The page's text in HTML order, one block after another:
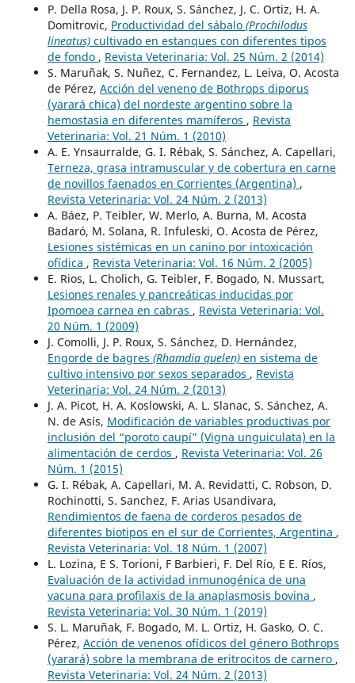
P. Della Rosa, J. P. Roux, S. Sánchez, J. C. Ortiz, H. A.
Domitrovic, Productividad del sábalo (Prochilodus
lineatus)cultivado en estanques con diferentes tipos
de fondo , Revista Veterinaria: Vol. 25 Núm. 2 (2014)
S. Maruñak, S. Nuñez, C. Fernandez, L. Leiva, O. Acosta
de Pérez, Acción del veneno de Bothrops diporus
(yarará chica) del nordeste argentino sobre la
hemostasia en diferentes mamíferos , Revista
Veterinaria: Vol. 21 Núm. 1 (2010)
A. E. Ynsaurralde, G. I. Rébak, S. Sánchez, A. Capellari,
Terneza, grasa intramuscular y de cobertura en carne
de novillos faenados en Corrientes (Argentina) ,
Revista Veterinaria: Vol. 24 Núm. 2 (2013)
A. Báez, P. Teibler, W. Merlo, A. Burna, M. Acosta
Badaró, M. Solana, R. Infuleski, O. Acosta de Pérez,
Lesiones sistémicas en un canino por intoxicación
ofídica , Revista Veterinaria: Vol. 16 Núm. 2 (2005)
E. Rios, L. Cholich, G. Teibler, F. Bogado, N. Mussart,
Lesiones renales y pancreáticas inducidas por
Ipomoea carnea en cabras , Revista Veterinaria: Vol.
20 Núm. 1 (2009)
J. Comolli, J. P. Roux, S. Sánchez, D. Hernández,
Engorde de bagres (Rhamdia quelen)en sistema de
cultivo intensivo por sexos separados , Revista
Veterinaria: Vol. 24 Núm. 2 (2013)
J. A. Picot, H. A. Koslowski, A. L. Slanac, S. Sánchez, A.
N. de Asís, Modificación de variables productivas por
inclusión del “poroto caupí” (Vigna unguiculata) en la
alimentación de cerdos , Revista Veterinaria: Vol. 26
Núm. 1 (2015)
G. I. Rébak, A. Capellari, M. A. Revidatti, C. Robson, D.
Rochinotti, S. Sanchez, F. Arias Usandivara,
Rendimientos de faena de corderos pesados de
diferentes biotipos en el sur de Corrientes, Argentina ,
Revista Veterinaria: Vol. 18 Núm. 1 (2007)
L. Lozina, E S. Torioni, F Barbieri, F. Del Río, E E. Ríos,
Evaluación de la actividad inmunogénica de una
vacuna para profilaxis de la anaplasmosis bovina ,
Revista Veterinaria: Vol. 30 Núm. 1 (2019)
S. L. Maruñak, F. Bogado, M. L. Ortiz, H. Gasko, O. C.
Pérez, Acción de venenos ofídicos del género Bothrops
(yarará) sobre la membrana de eritrocitos de carnero ,
Revista Veterinaria: Vol. 24 Núm. 2 (2013)